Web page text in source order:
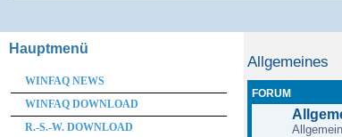
Allgemeines
FORUM
Hauptmenü
WINFAQ NEWS
WINFAQ DOWNLOAD
R.-S.-W. DOWNLOAD